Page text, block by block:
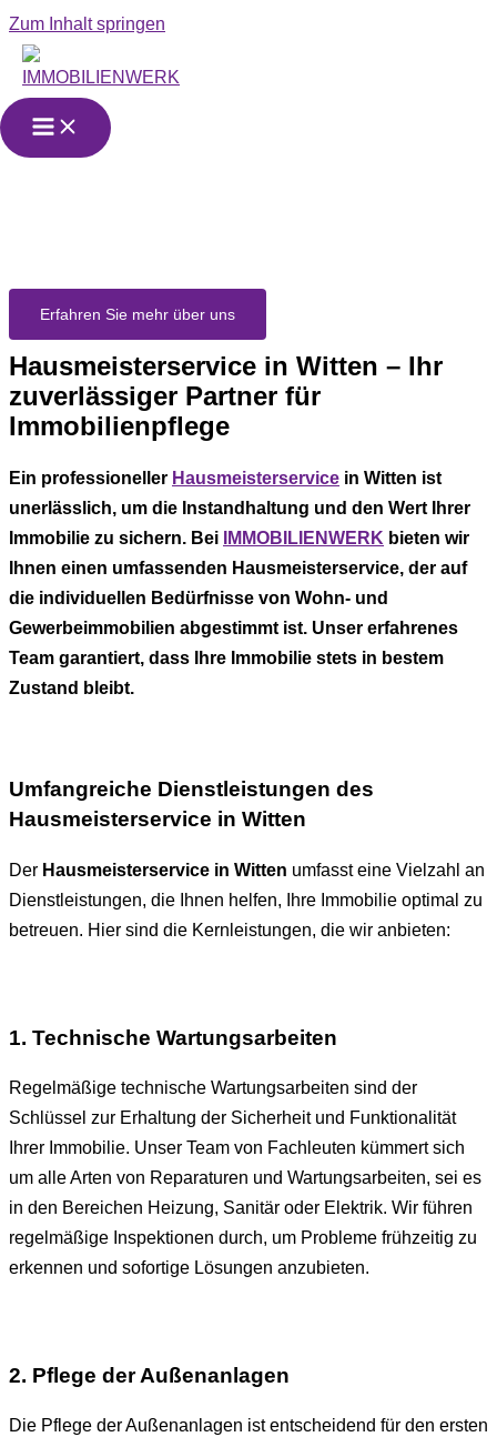
Zum Inhalt springen
Erfahren Sie mehr über uns
Hausmeisterservice in Witten – Ihr
zuverlässiger Partner für
Immobilienpflege
Ein professioneller Hausmeisterservice in Witten ist
unerlässlich, um die Instandhaltung und den Wert Ihrer
Immobilie zu sichern. Bei
IMMOBILIENWERK bieten wir
Ihnen einen umfassenden Hausmeisterservice, der auf
die individuellen Bedürfnisse von Wohn- und
Gewerbeimmobilien abgestimmt ist. Unser erfahrenes
Team garantiert, dass Ihre Immobilie stets in bestem
Zustand bleibt.
Umfangreiche Dienstleistungen des
Hausmeisterservice in Witten
Der Hausmeisterservice in Witten umfasst eine Vielzahl an
Dienstleistungen, die Ihnen helfen, Ihre Immobilie optimal zu
betreuen. Hier sind die Kernleistungen, die wir anbieten:
1. Technische Wartungsarbeiten
Regelmäßige technische Wartungsarbeiten sind der
Schlüssel zur Erhaltung der Sicherheit und Funktionalität
Ihrer Immobilie. Unser Team von Fachleuten kümmert sich
um alle Arten von Reparaturen und Wartungsarbeiten, sei es
in den Bereichen Heizung, Sanitär oder Elektrik. Wir führen
regelmäßige Inspektionen durch, um Probleme frühzeitig zu
erkennen und sofortige Lösungen anzubieten.
2. Pflege der Außenanlagen
Die Pflege der Außenanlagen ist entscheidend für den ersten